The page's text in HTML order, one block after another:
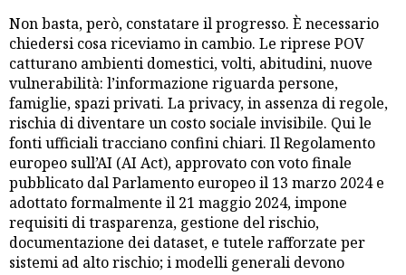
Non basta, però, constatare il progresso. È necessario
chiedersi cosa riceviamo in cambio. Le riprese POV
catturano ambienti domestici, volti, abitudini, nuove
vulnerabilità: l’informazione riguarda persone,
famiglie, spazi privati. La privacy, in assenza di regole,
rischia di diventare un costo sociale invisibile. Qui le
fonti ufficiali tracciano confini chiari. Il Regolamento
europeo sull’AI (AI Act), approvato con voto finale
pubblicato dal Parlamento europeo il 13 marzo 2024 e
adottato formalmente il 21 maggio 2024, impone
requisiti di trasparenza, gestione del rischio,
documentazione dei dataset, e tutele rafforzate per
sistemi ad alto rischio; i modelli generali devono